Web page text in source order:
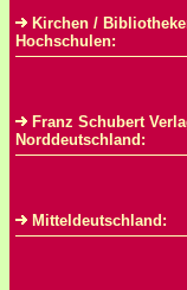
Kirchen /
Hochschulen:
Franz Schubert
Norddeutschland:
Mitteldeutschland: